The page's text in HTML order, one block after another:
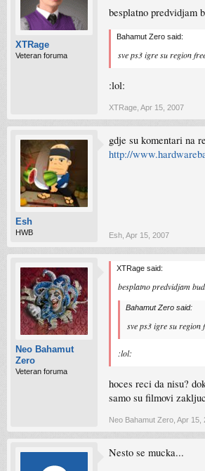
XTRage
Veteran foruma
besplatno predvidjam
Bahamut Zero said:
sve ps3 igre su region
:lol:
XTRage Apr 15, 2007
Esh
HWB
gdje su komentari na
http://
Esh Apr 15, 2007
Neo Bahamut
Zero
Veteran foruma
XTRage said:
besplatno predvidjam
Bahamut Zero said:
sve ps3 igre su region
:lol:
hoces reci da nisu?
samo su filmovi
Neo Bahamut Zero Apr 15,
Nesto se mucka...